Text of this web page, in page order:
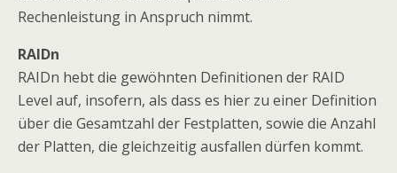
Rechenleistung in Anspruch nimmt.
RAIDn
RAIDn hebt die gewöhnten Definitionen der RAID
Level auf, insofern, als dass es hier zu einer Definition
über die Gesamtzahl der Festplatten, sowie die Anzahl
der Platten, die gleichzeitig ausfallen dürfen kommt.